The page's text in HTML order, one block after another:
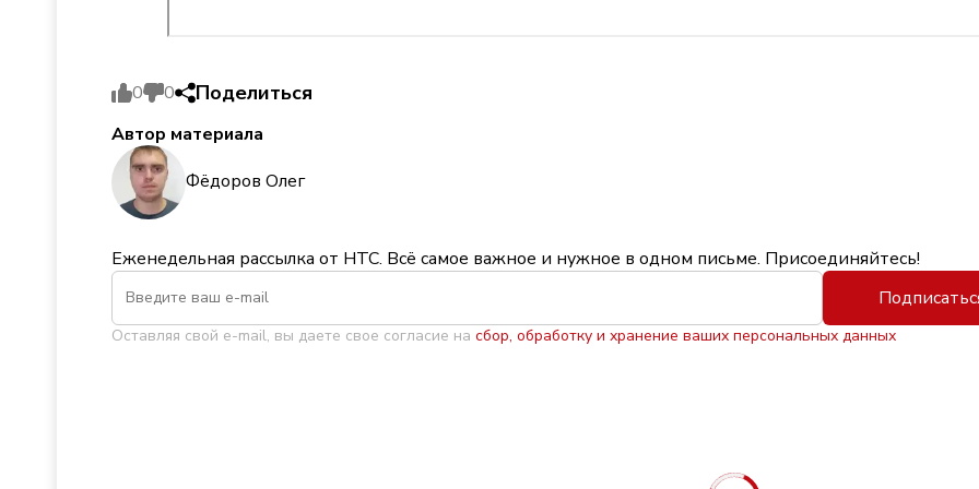
0 0 Поделиться
Автор материала
Фёдоров Олег
Еженедельная рассылка от НТС. Всё самое важное и нужное в одном письме. Присоединяйтесь!
Оставляя свой e-mail, вы даете свое согласие на сбор, обработку и хранение ваших персональных данных